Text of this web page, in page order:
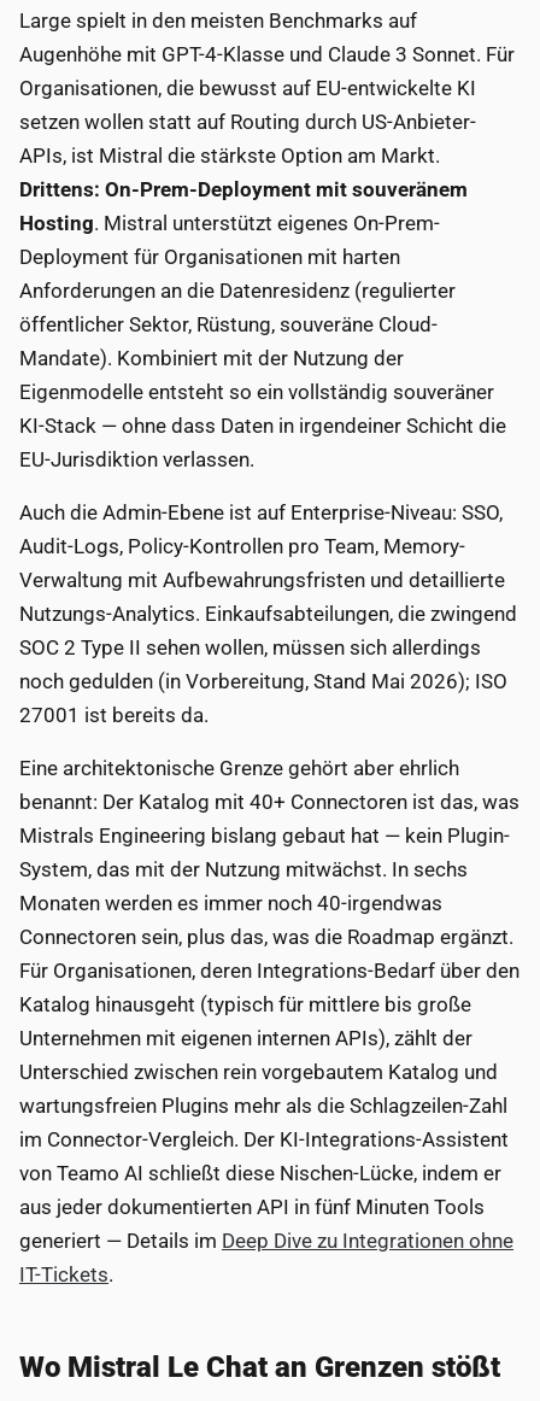
Large spielt in den meisten Benchmarks auf
Augenhöhe mit GPT-4-Klasse und Claude 3 Sonnet. Für
Organisationen, die bewusst auf EU-entwickelte KI
setzen wollen statt auf Routing durch US-Anbieter-
APIs, ist Mistral die stärkste Option am Markt.
Drittens: On-Prem-Deployment mit souveränem
Hosting. Mistral unterstützt eigenes On-Prem-
Deployment für Organisationen mit harten
Anforderungen an die Datenresidenz (regulierter
öffentlicher Sektor, Rüstung, souveräne Cloud-
Mandate). Kombiniert mit der Nutzung der
Eigenmodelle entsteht so ein vollständig souveräner
KI-Stack — ohne dass Daten in irgendeiner Schicht die
EU-Jurisdiktion verlassen.
Auch die Admin-Ebene ist auf Enterprise-Niveau: SSO,
Audit-Logs, Policy-Kontrollen pro Team, Memory-
Verwaltung mit Aufbewahrungsfristen und detaillierte
Nutzungs-Analytics. Einkaufsabteilungen, die zwingend
SOC 2 Type II sehen wollen, müssen sich allerdings
noch gedulden (in Vorbereitung, Stand Mai 2026); ISO
27001 ist bereits da.
Eine architektonische Grenze gehört aber ehrlich
benannt: Der Katalog mit 40+ Connectoren ist das, was
Mistrals Engineering bislang gebaut hat — kein Plugin-
System, das mit der Nutzung mitwächst. In sechs
Monaten werden es immer noch 40-irgendwas
Connectoren sein, plus das, was die Roadmap ergänzt.
Für Organisationen, deren Integrations-Bedarf über den
Katalog hinausgeht (typisch für mittlere bis große
Unternehmen mit eigenen internen APIs), zählt der
Unterschied zwischen rein vorgebautem Katalog und
wartungsfreien Plugins mehr als die Schlagzeilen-Zahl
im Connector-Vergleich. Der KI-Integrations-Assistent
von Teamo AI schließt diese Nischen-Lücke, indem er
aus jeder dokumentierten API in fünf Minuten Tools
generiert — Details im Deep Dive zu Integrationen ohne
IT-Tickets.
Wo Mistral Le Chat an Grenzen stößt